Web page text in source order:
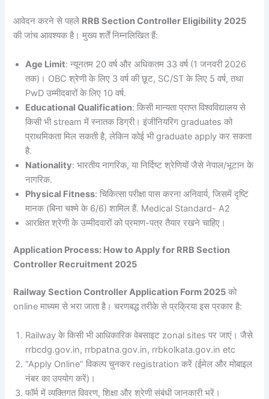
आवेदन करने से पहले RRB Section Controller Eligibility 2025
की जांच आवश्यक है। मुख्य शर्तें निम्नलिखित हैं:
Age Limit: न्यूनतम 20 वर्ष और अधिकतम 33 वर्ष (1 जनवरी 2026
तक)। OBC श्रेणी के लिए 3 वर्ष की छूट, SC/ST के लिए 5 वर्ष, तथा
PwD उम्मीदवारों के लिए 10 वर्ष.
Educational Qualification: किसी मान्यता प्राप्त विश्वविद्यालय से
किसी भी stream में स्नातक डिग्री। इंजीनियरिंग graduates को
प्राथमिकता मिल सकती है, लेकिन कोई भी graduate apply कर सकता
है.
Nationality: भारतीय नागरिक, या निर्दिष्ट श्रेणियों जैसे नेपाल/भूटान के
नागरिक.
Physical Fitness: चिकित्सा परीक्षा पास करना अनिवार्य, जिसमें दृष्टि
मानक (बिना चश्मे के 6/6) शामिल हैं. Medical Standard- A2
आरक्षित श्रेणी के उम्मीदवारों को प्रमाण-पत्र तैयार रखने चाहिए।
Application Process: How to Apply for RRB Section
Controller Recruitment 2025
Railway Section Controller Application Form 2025 को
online माध्यम से भरा जाता है। चरणबद्ध तरीके से प्रक्रिया इस प्रकार है:
Railway के किसी भी आधिकारिक वेबसाइट zonal sites पर जाएं। जैसे
rrbcdg.gov.in, rrbpatna.gov.in, rrbkolkata.gov.in etc
“Apply Online” विकल्प चुनकर registration करें (ईमेल और मोबाइल
नंबर का उपयोग करें)।
फॉर्म में व्यक्तिगत विवरण, शिक्षा और श्रेणी संबंधी जानकारी भरें।